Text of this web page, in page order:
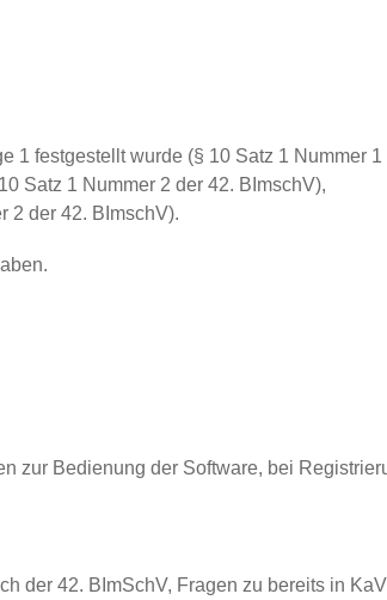
festgestellt wurde (§ 10 Satz 1 Nummer 1
Satz 1 Nummer 2 der 42. BImschV),
2 der 42. BImschV).
zur Bedienung der Software, bei
der 42. BImSchV, Fragen zu bereits in